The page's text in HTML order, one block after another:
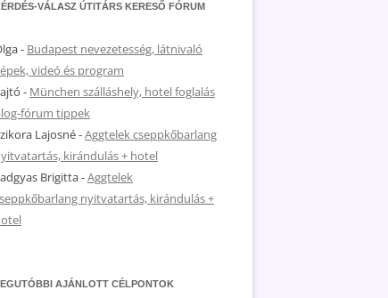
VÁLASZ ÚTITÁRS KERESŐ FÓRUM
- Budapest nevezetesség, látnivaló
videó és program
- München szálláshely, hotel foglalás
fórum tippek
Lajosné-Aggtelek cseppkőbarlang
kirándulás + hotel
Brigitta-Aggtelek
nyitvatartás, kirándulás +
AJÁNLOTT CÉLPONTOK